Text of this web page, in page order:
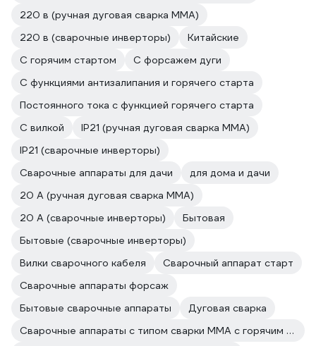
220 в (ручная дуговая сварка MMA)
220 в (сварочные инверторы)
Китайские
С горячим стартом
С форсажем дуги
С функциями антизалипания и горячего старта
Постоянного тока с функцией горячего старта
С вилкой
IP21 (ручная дуговая сварка MMA)
IP21 (сварочные инверторы)
Сварочные аппараты для дачи
для дома и дачи
20 А (ручная дуговая сварка MMA)
20 А (сварочные инверторы)
Бытовая
Бытовые (сварочные инверторы)
Вилки сварочного кабеля
Сварочный аппарат старт
Сварочные аппараты форсаж
Бытовые сварочные аппараты
Дуговая сварка
Сварочные аппараты с типом сварки MMA с горячим стартом